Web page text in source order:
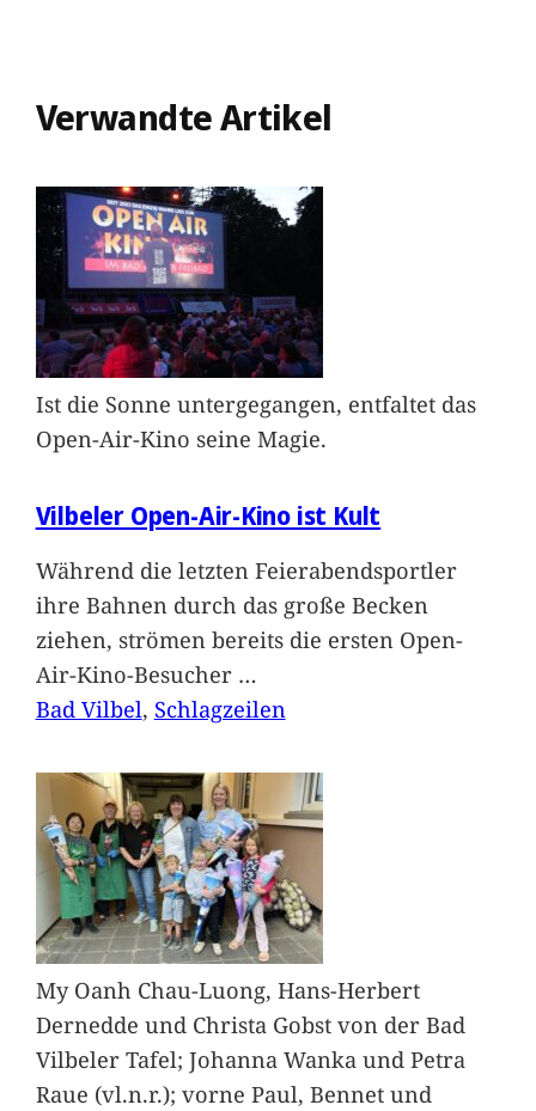
Verwandte Artikel
Ist die Sonne untergegangen, entfaltet das
Open-Air-Kino seine Magie.
Vilbeler Open-Air-Kino ist Kult
Während die letzten Feierabendsportler
ihre Bahnen durch das große Becken
ziehen, strömen bereits die ersten Open-
Air-Kino-Besucher …
Bad Vilbel, Schlagzeilen
My Oanh Chau-Luong, Hans-Herbert
Dernedde und Christa Gobst von der Bad
Vilbeler Tafel; Johanna Wanka und Petra
Raue (vl.n.r.); vorne Paul, Bennet und